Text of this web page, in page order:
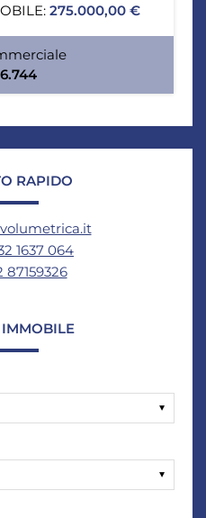
275.000,00 €
RAPIDO
1637 064
87159326
IMMOBILE